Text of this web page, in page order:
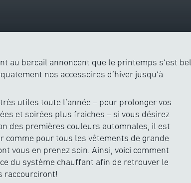
au bercail annoncent que le printemps s’est bel
nos accessoires d’hiver jusqu’à
utiles toute l’année – pour prolonger vos
et soirées plus fraiches – si vous désirez
des premières couleurs automnales, il est
pour tous les vêtements de grande
vous en prenez soin. Ainsi, voici comment
du système chauffant afin de retrouver le
raccourciront!